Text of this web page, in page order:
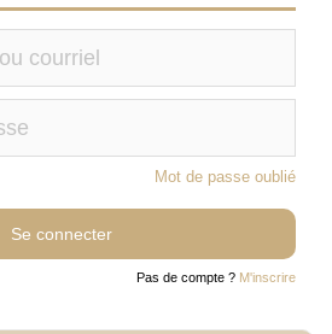
Mot de passe oublié
Pas de compte ? M'inscrire